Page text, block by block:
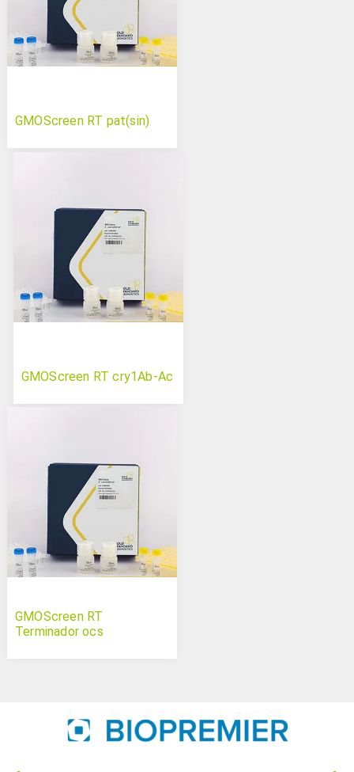
GMOScreen RT pat(sin)
GMOScreen RT cry1Ab-Ac
GMOScreen RT
Terminador ocs